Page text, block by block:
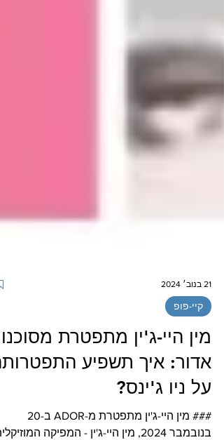
21 בנוב׳ 2024
קיי-פופ
מין היי-ג'ין מתפטרת
אדור: איך תשפיע
על ניו ג'ינס?